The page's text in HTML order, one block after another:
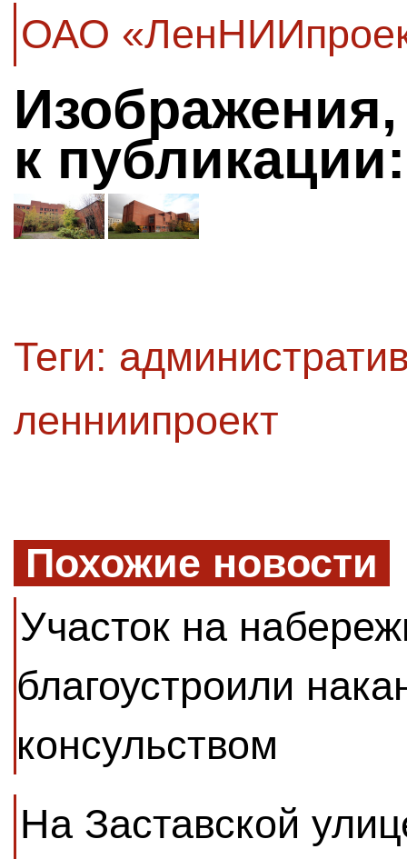
ОАО
к публикации:
Теги:
ленниипроект
Похожие новости
Участок на
благоустроили
консульством
На Заставской